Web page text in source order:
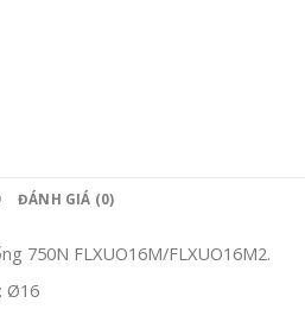
ĐÁNH GIÁ (0)
750N FLXUO16M/FLXUO16M2.
Ø16